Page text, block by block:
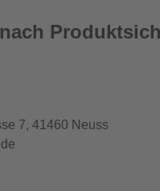
7, 41460 Neuss